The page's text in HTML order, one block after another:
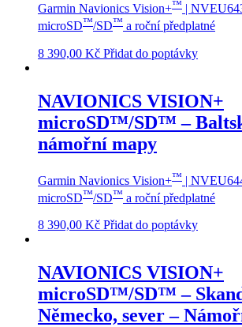
Garmin Navionics Vision+™ |
microSD™/SD™ a roční předplatné
8 390,00 Kč Přidat do poptávky
NAVIONICS VISION+
microSD™/SD™ –
námořní mapy
Garmin Navionics Vision+™ |
microSD™/SD™ a roční předplatné
8 390,00 Kč Přidat do poptávky
NAVIONICS VISION+
microSD™/SD™ –
Německo, sever –